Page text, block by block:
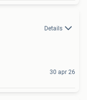
Details
30 apr 26